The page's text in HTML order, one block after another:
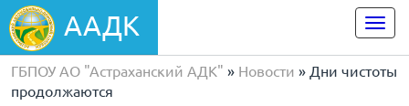
ААДК
ГБПОУ АО "Астраханский АДК" » Новости » Дни чистоты
продолжаются